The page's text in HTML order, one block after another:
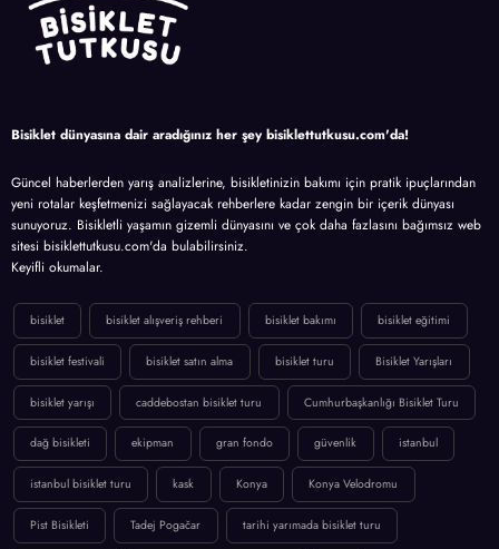
Bisiklet dünyasına dair aradığınız her şey bisiklettutkusu.com'da!
Güncel haberlerden yarış analizlerine, bisikletinizin bakımı için pratik ipuçlarından
yeni rotalar keşfetmenizi sağlayacak rehberlere kadar zengin bir içerik dünyası
sunuyoruz. Bisikletli yaşamın gizemli dünyasını ve çok daha fazlasını bağımsız web
sitesi bisiklettutkusu.com'da bulabilirsiniz.
Keyifli okumalar.
bisiklet bisiklet alışveriş rehberi bisiklet bakımı bisiklet eğitimi
bisiklet festivali bisiklet satın alma bisiklet turu Bisiklet Yarışları
bisiklet yarışı caddebostan bisiklet turu Cumhurbaşkanlığı Bisiklet Turu
dağ bisikleti ekipman gran fondo güvenlik istanbul
istanbul bisiklet turu kask Konya Konya Velodromu
Pist Bisikleti Tadej Pogačar tarihi yarımada bisiklet turu